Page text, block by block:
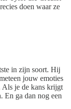
doen waar ze
in zijn soort. Hij
jouw emoties
Als je de kans krijgt
En ga dan nog een